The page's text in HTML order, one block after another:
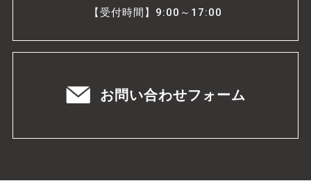
【受付時間】9:00～17:00
お問い合わせフォーム